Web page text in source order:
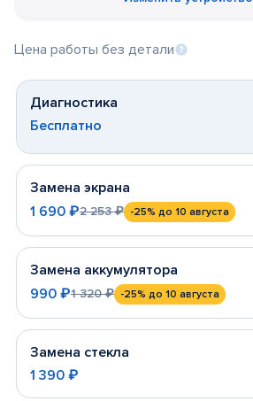
Цена работы без детали
Диагностика
Бесплатно
Замена экрана
1 690 ₽2 253 ₽ -25% до 10 августа
Замена аккумулятора
990 ₽1 320 ₽ -25% до 10 августа
Замена стекла
1 390 ₽